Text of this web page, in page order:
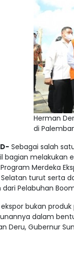
Herman
di
Sebagai salah
bagian melakukan
Merdeka
turut serta
dari Pelabuhan
ekspor bukan
dalam
Deru, Gubernur